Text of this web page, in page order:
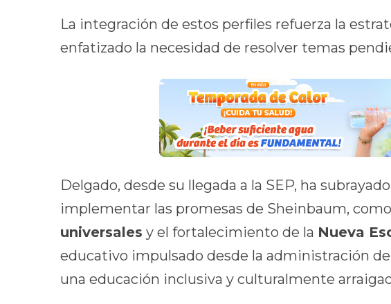
La integración de estos perfiles refuerza la
enfatizado la necesidad de resolver temas
Delgado, desde su llegada a la SEP, ha
implementar las promesas de Sheinbaum,
universales y el fortalecimiento de la Nueva
educativo impulsado desde la administración
una educación inclusiva y culturalmente